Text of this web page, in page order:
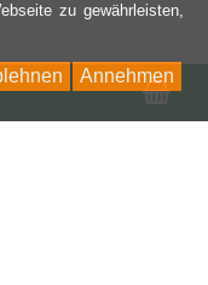
zu gewährleisten,
Annehmen